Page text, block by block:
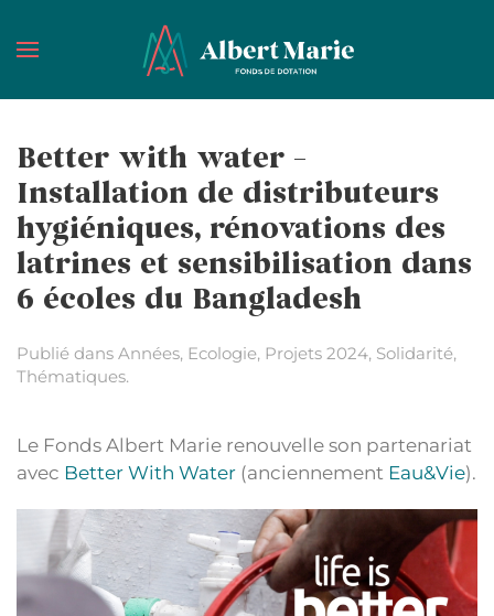
Passer au contenu principal
Better with water –
Installation de distributeurs
hygiéniques, rénovations des
latrines et sensibilisation dans
6 écoles du Bangladesh
Publié dans Années, Ecologie, Projets 2024, Solidarité,
Thématiques.
Le Fonds Albert Marie renouvelle son partenariat
avec Better With Water (anciennement Eau&Vie).